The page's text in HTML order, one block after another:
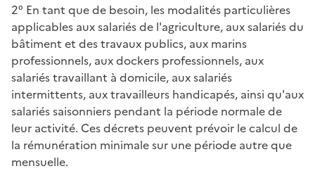
2° En tant que de besoin, les modalités particulières
applicables aux salariés de l'agriculture, aux salariés du
bâtiment et des travaux publics, aux marins
professionnels, aux dockers professionnels, aux
salariés travaillant à domicile, aux salariés
intermittents, aux travailleurs handicapés, ainsi qu'aux
salariés saisonniers pendant la période normale de
leur activité. Ces décrets peuvent prévoir le calcul de
la rémunération minimale sur une période autre que
mensuelle.